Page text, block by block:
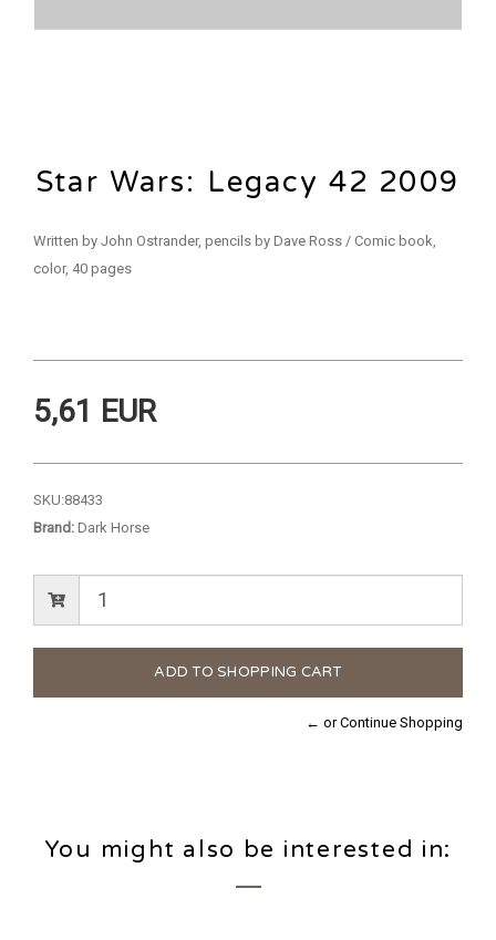
Star Wars: Legacy 42 2009
Written by John Ostrander, pencils by Dave Ross / Comic book,
color, 40 pages
5,61 EUR
SKU:88433
Brand: Dark Horse
← or Continue Shopping
You might also be interested in: